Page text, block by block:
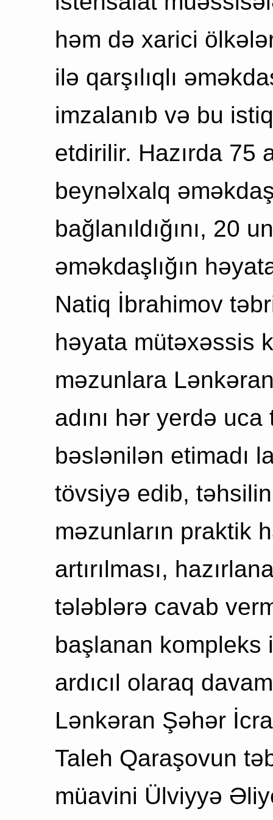
həm də xarici
ilə qarşılıqlı
imzalanıb və bu
etdirilir. Hazırda 75
beynəlxalq
bağlanıldığını, 20
əməkdaşlığın
Natiq İbrahimov
həyata mütəxəssis
məzunlara
adını hər yerdə
bəslənilən etimadı
tövsiyə edib,
məzunların praktik
artırılması,
tələblərə cavab
başlanan kompleks
ardıcıl olaraq
Lənkəran Şəhər
Taleh Qaraşovun
müavini Ülviyyə